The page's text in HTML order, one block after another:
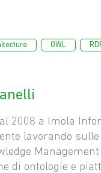
OWL
2008 a Imola
lavorando
di ontologie e